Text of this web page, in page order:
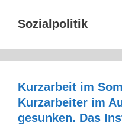
Sozialpolitik
Kurzarbeit im
Kurzarbeiter im
gesunken. Das